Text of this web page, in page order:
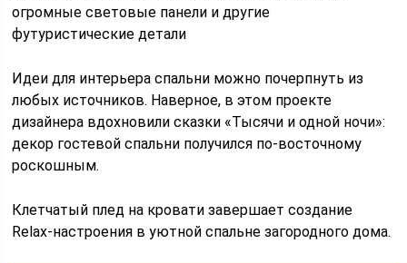
огромные световые панели и другие
футуристические детали
Идеи для интерьера спальни можно почерпнуть из
любых источников. Наверное, в этом проекте
дизайнера вдохновили сказки «Тысячи и одной ночи»:
декор гостевой спальни получился по-восточному
роскошным.
Клетчатый плед на кровати завершает создание
Relax-настроения в уютной спальне загородного дома.